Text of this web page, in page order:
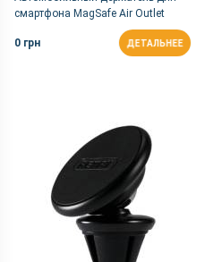
смартфона MagSafe Air Outlet
0 грн ДЕТАЛЬНЕЕ